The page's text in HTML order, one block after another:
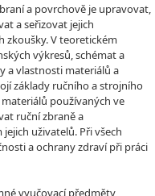
a povrchově je upravovat,
a seřizovat jejich
zkoušky. V teoretickém
výkresů, schémat a
a vlastnosti materiálů a
základy ručního a strojního
používaných ve
ruční zbraně a
uživatelů. Při všech
a ochrany zdraví při práci
vyučovací předměty